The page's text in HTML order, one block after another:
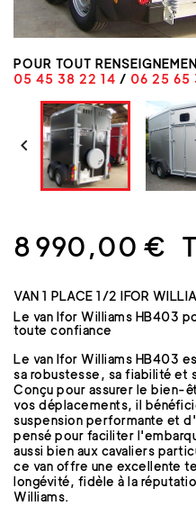
POUR TOUT
05 45 38 22 14 / 06 25 65

8 990,00 €
VAN 1 PLACE 1/2 IFOR
Le van Ifor Williams HB403
toute confiance
Le van Ifor Williams HB403
sa robustesse, sa fiabilité et
Conçu pour assurer le bien-
vos déplacements, il
suspension performante et
pensé pour faciliter
aussi bien aux cavaliers
ce van offre une excellente
longévité, fidèle à la
Williams.